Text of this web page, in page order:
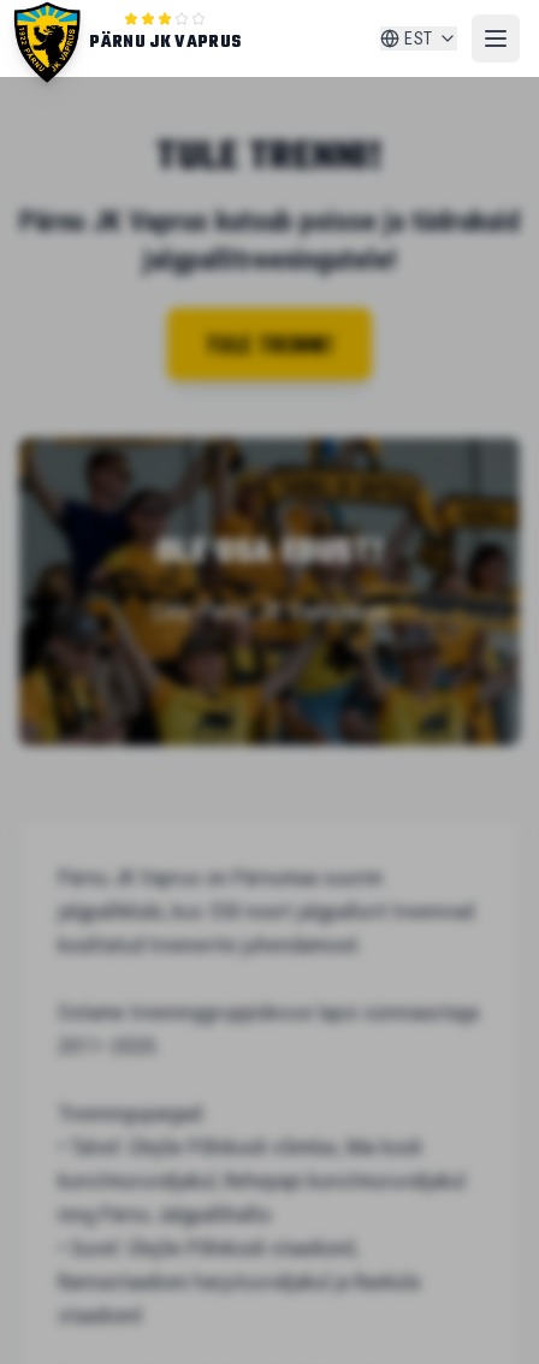
PÄRNU JK VAPRUS EST
TULE TRENNI!
Pärnu JK Vaprus kutsub poisse ja tüdrukuid
jalgpallitreeningutele!
TULE TRENNI!
OLE OSA EDUST!
Liitu Pärnu JK Vaprusega
Pärnu JK Vaprus on Pärnumaa suurim
jalgpalliklubi, kus 550 noort jalgpallurit treenivad
koolitatud treenerite juhendamisel.
Ootame treeninggruppidesse lapsi sünniaastaga
Treeningupaigad:
• Talvel: Ülejõe Põhikooli võimlas, Mai kooli
kunstmuruväljakul, Rehepapi kunstmuruväljakul
ning Pärnu Jalgpallihallis
• Suvel: Ülejõe Põhikooli staadionil,
Rannastaadioni harjutusväljakul ja Raeküla
staadionil